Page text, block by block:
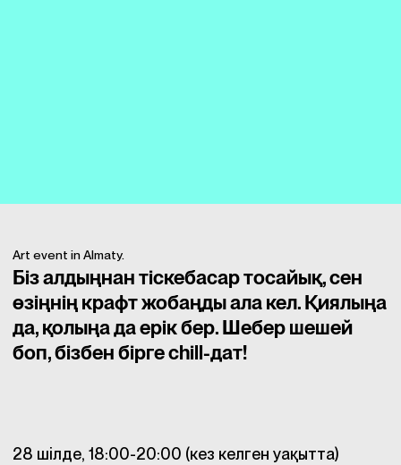
Art event in Almaty.
Біз алдыңнан тіскебасар тосайық, сен
өзіңнің крафт жобаңды ала кел. Қиялыңа
да, қолыңа да ерік бер. Шебер шешей
боп, бізбен бірге chill-дат!
28 шілде, 18:00-20:00 (кез келген уақытта)